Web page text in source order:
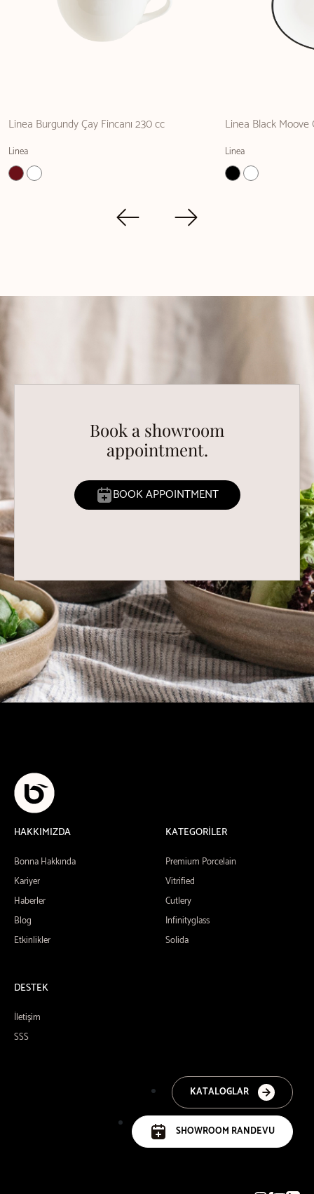
Linea Burgundy Çay Fincanı 230 cc
Linea
Linea Black
Linea
Book a showroom
appointment.
BOOK APPOINTMENT
HAKKIMIZDA
Bonna Hakkında
Kariyer
Haberler
Blog
Etkinlikler
KATEGORİLER
Premium Porcelain
Vitrified
Cutlery
Infinityglass
Solida
DESTEK
İletişim
SSS
KATALOGLAR
SHOWROOM RANDEVU